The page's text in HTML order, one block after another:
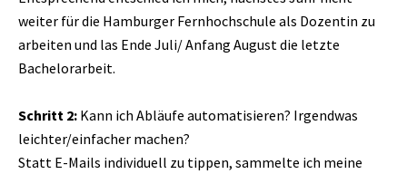
weiter für die Hamburger Fernhochschule als Dozentin zu
arbeiten und las Ende Juli/ Anfang August die letzte
Bachelorarbeit.
Schritt 2: Kann ich Abläufe automatisieren? Irgendwas
leichter/einfacher machen?
Statt E-Mails individuell zu tippen, sammelte ich meine